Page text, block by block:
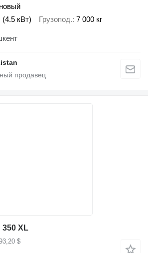
новый
(4.5 кВт) Грузопод. 7 000 кг
XL
$